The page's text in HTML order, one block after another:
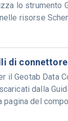
lo strumento
risorse
di
il Geotab Data
dalla
pagina del